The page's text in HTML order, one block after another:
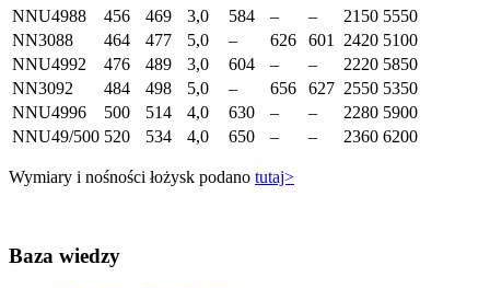
NNU4988
456 469 3,0 584 – – 2150 5550
NN3088
464 477 5,0 – 626 601 2420 5100
NNU4992
476 489 3,0 604 – – 2220 5850
NN3092
484 498 5,0 – 656 627 2550 5350
NNU4996
500 514 4,0 630 – – 2280 5900
NNU49/500 520 534 4,0 650 – – 2360 6200
Wymiary i nośności łożysk podano tutaj>
Baza wiedzy